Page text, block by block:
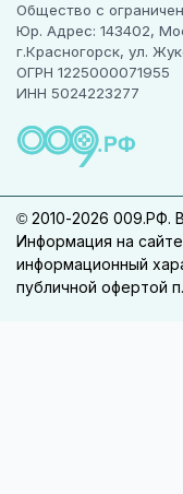
внутримышечно
от
инфекции,
состояния
Внутривенное
пациентов с
инфекциями,
септического
Приготовление
введения
Препарат
Общество с
Юр. Адрес: 143402,
г.Красногорск, ул.
ОГРН 1225000071955
ИНН 5024223277
© 2010-2026 009.РФ.
Информация на
информационный
публичной офертой